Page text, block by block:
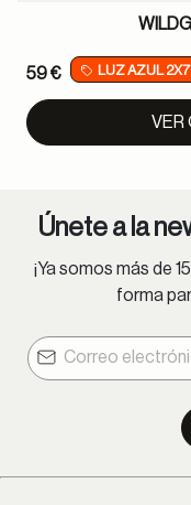
59 € LUZ AZUL
VER
Únete a la
¡Ya somos más de
forma